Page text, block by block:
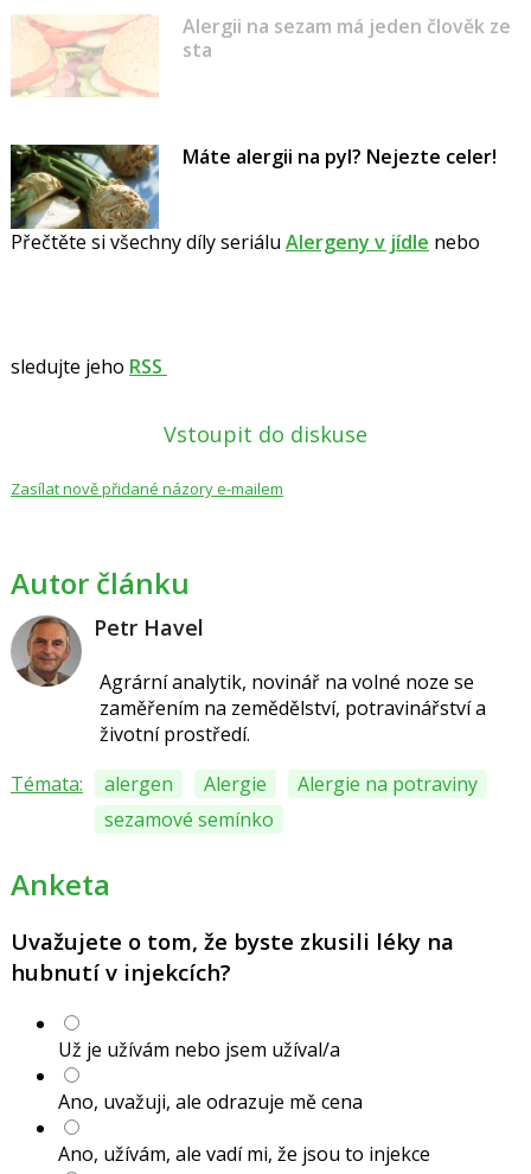
Alergii na sezam má jeden člověk ze
sta
Máte alergii na pyl? Nejezte celer!
Přečtěte si všechny díly seriálu Alergeny v jídle nebo
sledujte jeho RSS
Vstoupit do diskuse
Zasílat nově přidané názory e-mailem
Autor článku
Petr Havel
Agrární analytik, novinář na volné noze se
zaměřením na zemědělství, potravinářství a
životní prostředí.
Témata:
alergen Alergie
Alergie na potraviny
sezamové semínko
Anketa
Uvažujete o tom, že byste zkusili léky na
hubnutí v injekcích?
Už je užívám nebo jsem užíval/a
Ano, uvažuji, ale odrazuje mě cena
Ano, užívám, ale vadí mi, že jsou to injekce